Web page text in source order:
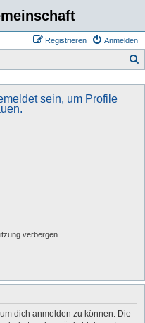
Anmelden
Registrieren
sein, um Profile
verbergen
dich anmelden zu können. Die